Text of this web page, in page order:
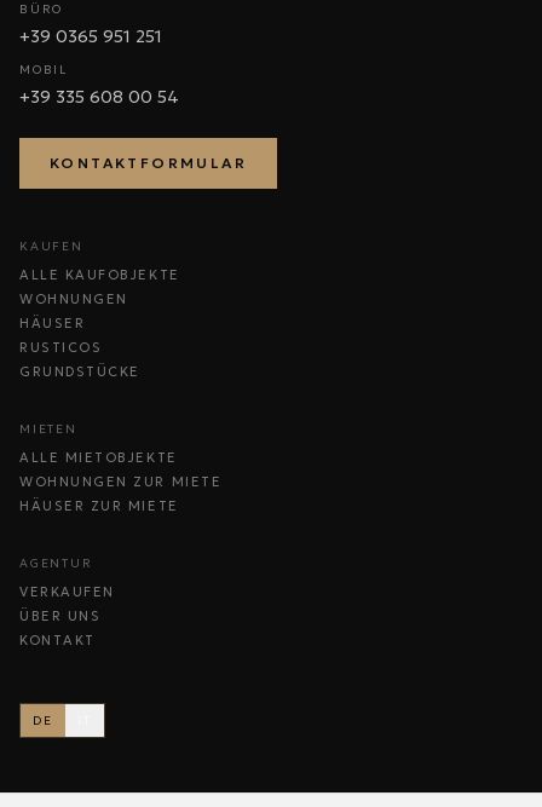
BÜRO
+39 0365 951 251
MOBIL
+39 335 608 00 54
KONTAKTFORMULAR
KAUFEN
ALLE KAUFOBJEKTE
WOHNUNGEN
HÄUSER
RUSTICOS
GRUNDSTÜCKE
MIETEN
ALLE MIETOBJEKTE
WOHNUNGEN ZUR MIETE
HÄUSER ZUR MIETE
AGENTUR
VERKAUFEN
ÜBER UNS
KONTAKT
DE